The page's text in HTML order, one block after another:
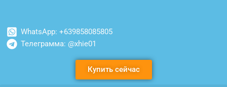
WhatsApp: +639858085805
Телеграмма: @xhie01
Купить сейчас